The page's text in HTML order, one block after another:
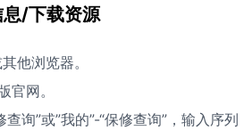
/下载资源
他浏览器。
官网。
询”或”我的”-“保修查询”，输入序列